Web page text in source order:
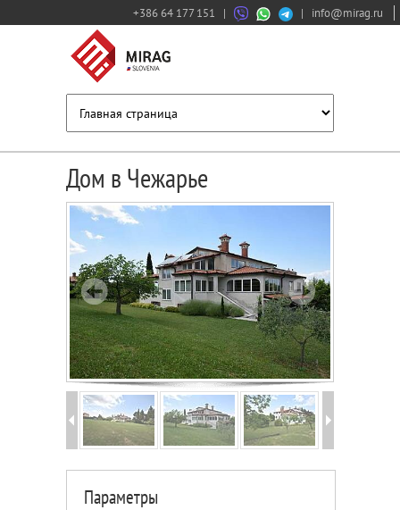
+386 64 177 151 | | info@mirag.ru
Дом в Чежарье
Параметры